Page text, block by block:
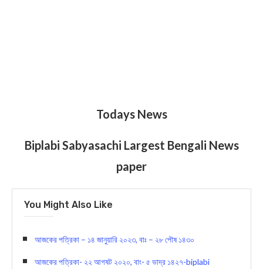
Todays News
Biplabi Sabyasachi Largest Bengali News
paper
You Might Also Like
আজকের পত্রিকা – ১৪ জানুয়ারি ২০২৩, বাঃ – ২৮ পৌষ ১৪৩০
আজকের পত্রিকা- ২২ আগষট ২০২০, বাং- ৫ ভাদ্র ১৪২৭-biplabi